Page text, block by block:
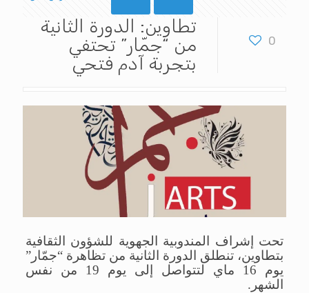
0
تطاوين: الدورة الثانية
من “جمّار” تحتفي
بتجربة آدم فتحي
تحت إشراف المندوبية الجهوية للشؤون الثقافية
بتطاوين، تنطلق الدورة الثانية من تظاهرة “جمّار”
يوم 16 ماي لتتواصل إلى يوم 19 من نفس
الشهر.